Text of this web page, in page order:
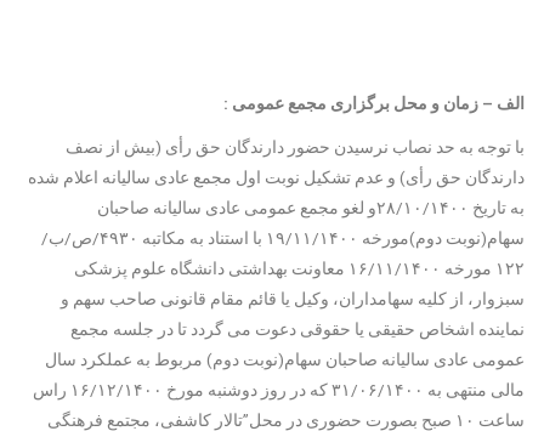
الف – زمان و محل برگزاری مجمع عمومی :
با توجه به حد نصاب نرسیدن حضور دارندگان حق رأی (بیش از نصف
دارندگان حق رأی) و عدم تشکیل نوبت اول مجمع عادی سالیانه اعلام شده
به تاریخ ۲۸/۱۰/۱۴۰۰و لغو مجمع عمومی عادی سالیانه صاحبان
سهام(نوبت دوم)مورخه ۱۹/۱۱/۱۴۰۰ با استناد به مکاتبه ۴۹۳۰/ص/ب/
۱۲۲ مورخه ۱۶/۱۱/۱۴۰۰ معاونت بهداشتی دانشگاه علوم پزشکی
سبزوار، از کلیه سهامداران، وکیل یا قائم مقام قانونی صاحب سهم و
نماینده اشخاص حقیقی یا حقوقی دعوت می گردد تا در جلسه مجمع
عمومی عادی سالیانه صاحبان سهام(نوبت دوم) مربوط به عملکرد سال
مالی منتهی به ۳۱/۰۶/۱۴۰۰ که در روز دوشنبه مورخ ۱۶/۱۲/۱۴۰۰ راس
ساعت ۱۰ صبح بصورت حضوری در محل”تالار کاشفی، مجتمع فرهنگی